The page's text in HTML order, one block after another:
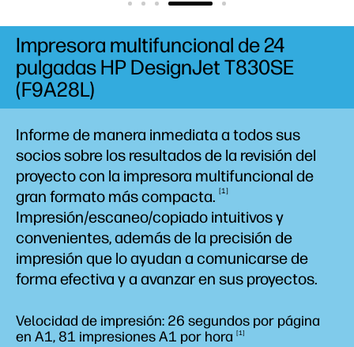
Informe de manera inmediata a todos sus
socios sobre los resultados de la revisión del
proyecto con la impresora multifuncional de
gran formato máscompacta. 1
Impresión/escaneo/copiado intuitivos y
convenientes, además de la precisión de
impresión que lo ayudan a comunicarse de
forma efectiva y a avanzar en sus proyectos.
Velocidad de impresión: 26 segundos por página
en A1, 81 impresiones A1 por hora 1
Impresora multifuncional de 24
pulgadas HP DesignJet T830SE
(F9A28L)